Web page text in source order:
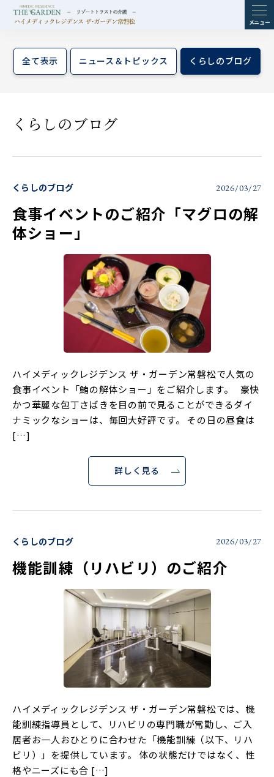
ME
NU
全て表示 ニュース＆トピックス くらしのブログ
くらしのブログ
くらしのブログ 2026/03/27
食事イベントのご紹介「マグロの解
体ショー」
ハイメディックレジデンス ザ・ガーデン常磐松で人気の
食事イベント「鮪の解体ショー」をご紹介します。 豪快
かつ華麗な包丁さばきを目の前で見ることができるダイ
ナミックなショーは、毎回大好評です。 その日の昼食は
[…]
詳しく見る
くらしのブログ 2026/03/27
機能訓練（リハビリ）のご紹介
ハイメディックレジデンス ザ・ガーデン常磐松では、機
能訓練指導員として、リハビリの専門職が常勤し、ご入
居者お一人おひとりに合わせた「機能訓練（以下、リハ
ビリ）」を提供しています。 体の状態だけではなく、性
格やニーズにも合 […]